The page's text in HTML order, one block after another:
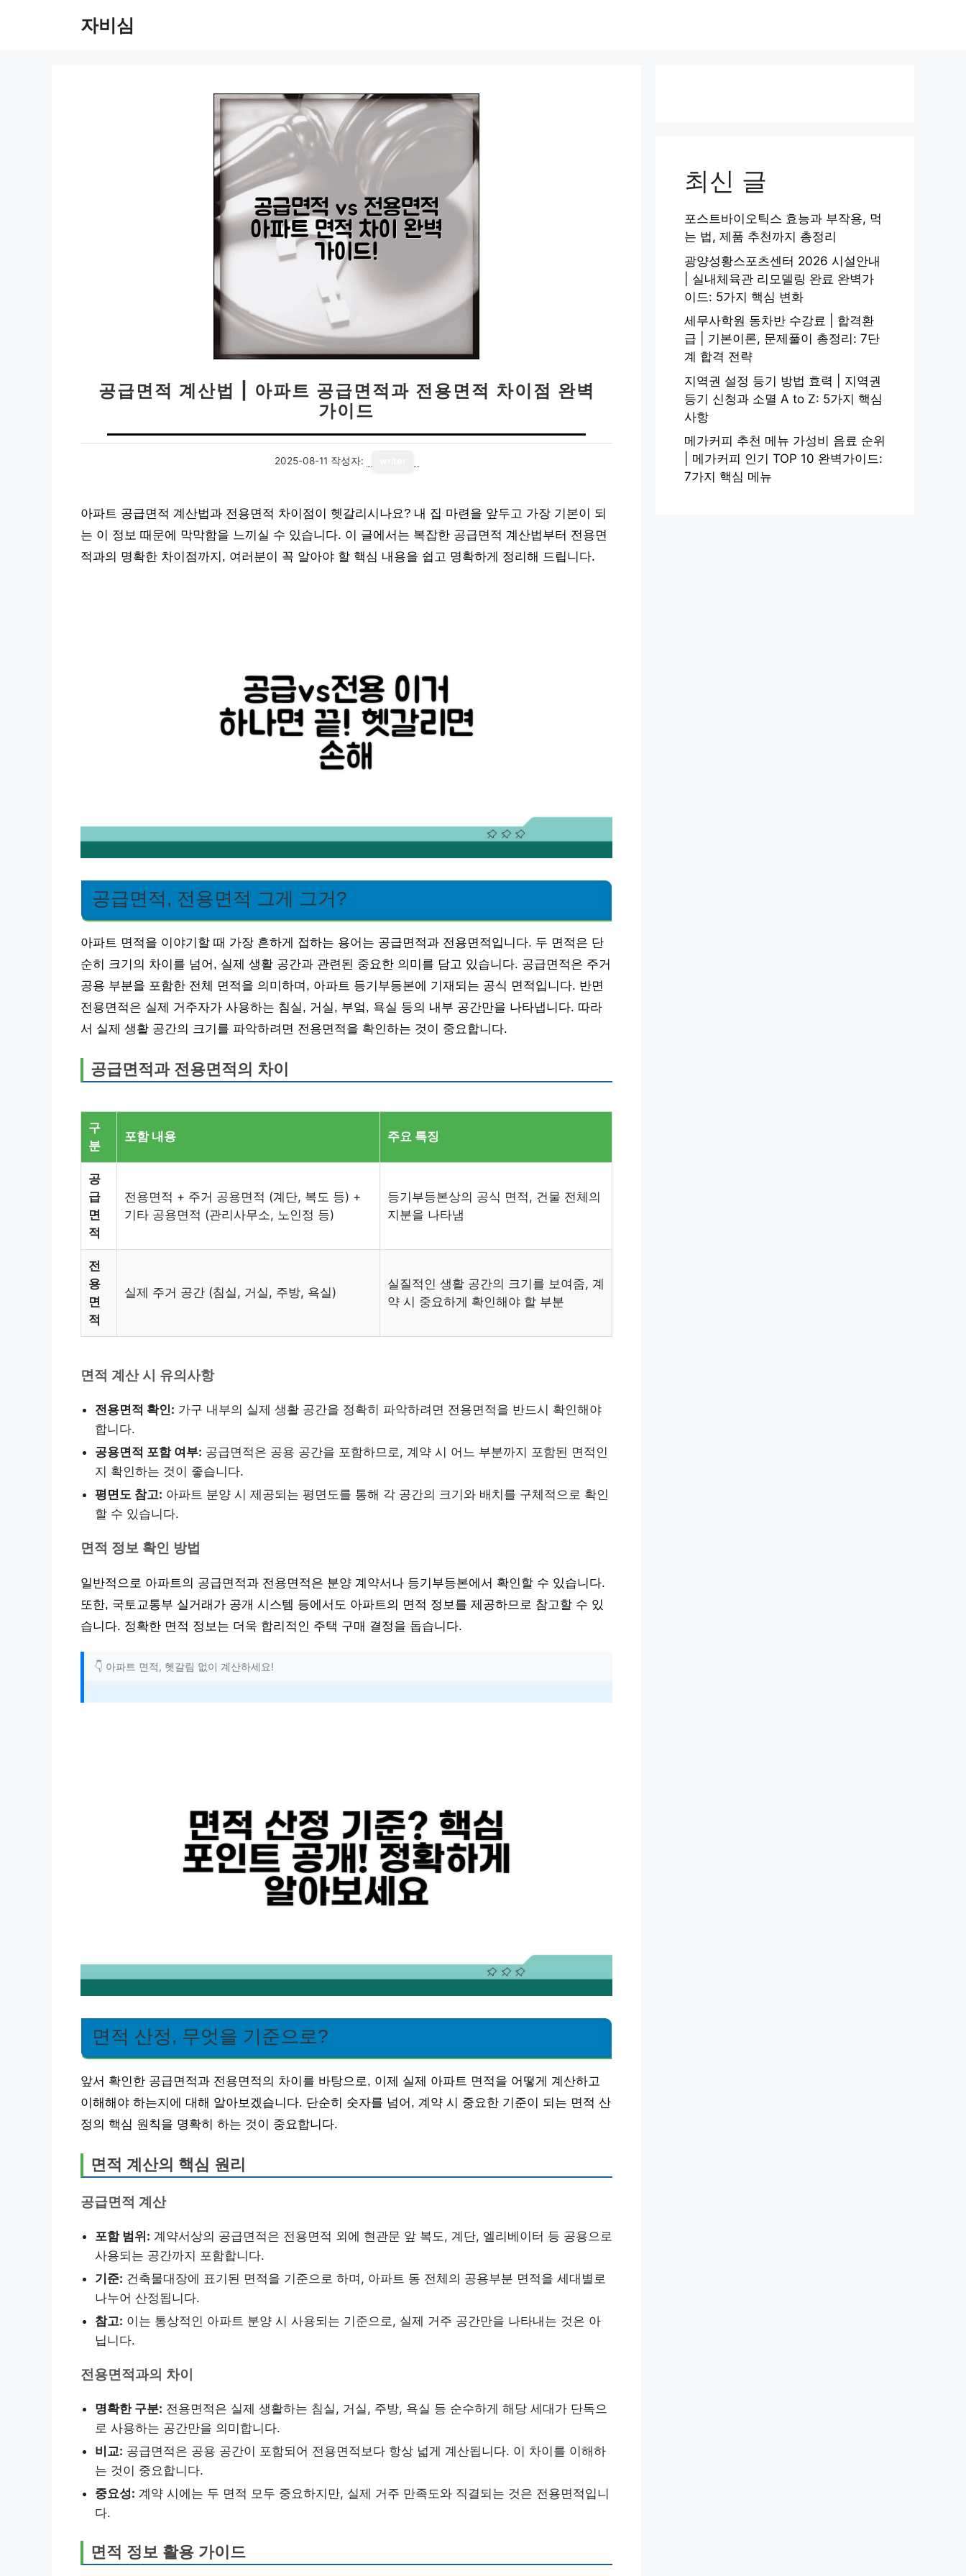
자비심
공급면적 계산법 | 아파트 공급면적과 전용면적 차이점 완벽
가이드
2025-08-11 작성자:
아파트 공급면적 계산법과 전용면적 차이점이 헷갈리시나요? 내 집 마련을 앞두고 가장 기본이 되
는 이 정보 때문에 막막함을 느끼실 수 있습니다. 이 글에서는 복잡한 공급면적 계산법부터 전용면
적과의 명확한 차이점까지, 여러분이 꼭 알아야 할 핵심 내용을 쉽고 명확하게 정리해 드립니다.
공급면적, 전용면적 그게 그거?
아파트 면적을 이야기할 때 가장 흔하게 접하는 용어는 공급면적과 전용면적입니다. 두 면적은 단
순히 크기의 차이를 넘어, 실제 생활 공간과 관련된 중요한 의미를 담고 있습니다. 공급면적은 주거
공용 부분을 포함한 전체 면적을 의미하며, 아파트 등기부등본에 기재되는 공식 면적입니다. 반면
전용면적은 실제 거주자가 사용하는 침실, 거실, 부엌, 욕실 등의 내부 공간만을 나타냅니다. 따라
서 실제 생활 공간의 크기를 파악하려면 전용면적을 확인하는 것이 중요합니다.
공급면적과 전용면적의 차이
구
분
포함 내용 주요 특징
공
급
면
적
전용면적 + 주거 공용면적 (계단, 복도 등) +
기타 공용면적 (관리사무소, 노인정 등)
등기부등본상의 공식 면적, 건물 전체의
지분을 나타냄
전
용
면
적
실제 주거 공간 (침실, 거실, 주방, 욕실)
실질적인 생활 공간의 크기를 보여줌, 계
약 시 중요하게 확인해야 할 부분
면적 계산 시 유의사항
전용면적 확인: 가구 내부의 실제 생활 공간을 정확히 파악하려면 전용면적을 반드시 확인해야
합니다.
공용면적 포함 여부: 공급면적은 공용 공간을 포함하므로, 계약 시 어느 부분까지 포함된 면적인
지 확인하는 것이 좋습니다.
평면도 참고: 아파트 분양 시 제공되는 평면도를 통해 각 공간의 크기와 배치를 구체적으로 확인
할 수 있습니다.
면적 정보 확인 방법
일반적으로 아파트의 공급면적과 전용면적은 분양 계약서나 등기부등본에서 확인할 수 있습니다.
또한, 국토교통부 실거래가 공개 시스템 등에서도 아파트의 면적 정보를 제공하므로 참고할 수 있
습니다. 정확한 면적 정보는 더욱 합리적인 주택 구매 결정을 돕습니다.
👇 아파트 면적, 헷갈림 없이 계산하세요!
면적 산정, 무엇을 기준으로?
앞서 확인한 공급면적과 전용면적의 차이를 바탕으로, 이제 실제 아파트 면적을 어떻게 계산하고
이해해야 하는지에 대해 알아보겠습니다. 단순히 숫자를 넘어, 계약 시 중요한 기준이 되는 면적 산
정의 핵심 원칙을 명확히 하는 것이 중요합니다.
면적 계산의 핵심 원리
공급면적 계산
포함 범위: 계약서상의 공급면적은 전용면적 외에 현관문 앞 복도, 계단, 엘리베이터 등 공용으로
사용되는 공간까지 포함합니다.
기준: 건축물대장에 표기된 면적을 기준으로 하며, 아파트 동 전체의 공용부분 면적을 세대별로
나누어 산정됩니다.
참고: 이는 통상적인 아파트 분양 시 사용되는 기준으로, 실제 거주 공간만을 나타내는 것은 아
닙니다.
전용면적과의 차이
명확한 구분: 전용면적은 실제 생활하는 침실, 거실, 주방, 욕실 등 순수하게 해당 세대가 단독으
로 사용하는 공간만을 의미합니다.
비교: 공급면적은 공용 공간이 포함되어 전용면적보다 항상 넓게 계산됩니다. 이 차이를 이해하
는 것이 중요합니다.
중요성: 계약 시에는 두 면적 모두 중요하지만, 실제 거주 만족도와 직결되는 것은 전용면적입니
다.
면적 정보 활용 가이드
최신 글
포스트바이오틱스 효능과 부작용, 먹
는 법, 제품 추천까지 총정리
광양성황스포츠센터 2026 시설안내
| 실내체육관 리모델링 완료 완벽가
이드: 5가지 핵심 변화
세무사학원 동차반 수강료 | 합격환
급 | 기본이론, 문제풀이 총정리: 7단
계 합격 전략
지역권 설정 등기 방법 효력 | 지역권
등기 신청과 소멸 A to Z: 5가지 핵심
사항
메가커피 추천 메뉴 가성비 음료 순위
| 메가커피 인기 TOP 10 완벽가이드:
7가지 핵심 메뉴